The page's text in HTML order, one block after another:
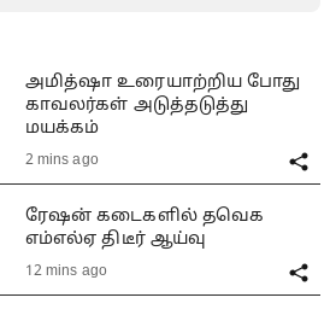
அமித்ஷா உரையாற்றிய போது
காவலர்கள் அடுத்தடுத்து
மயக்கம்
2 mins ago
ரேஷன் கடைகளில் தவெக
எம்எல்ஏ திடீர் ஆய்வு
12 mins ago